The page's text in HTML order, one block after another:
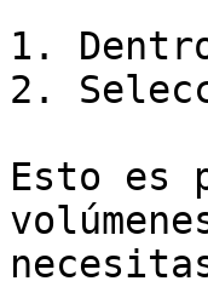
1.
2.
Esto es